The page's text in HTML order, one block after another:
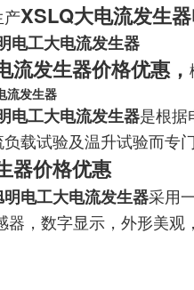
产XSLQ大电流发生
电工大电流发生器
流发生器价格优惠 ，
流发生器
电工大电流发生器是根据
载试验及温升试验而专
器价格优惠
电工大电流发生器采用
器，数字显示，外形美观